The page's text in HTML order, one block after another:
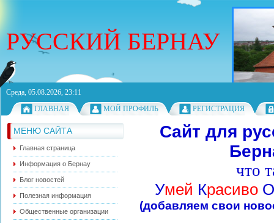
РУССКИЙ БЕРНАУ
Среда, 05.08.2026, 23:11
ГЛАВНАЯ
МОЙ ПРОФИЛЬ РЕГИСТРАЦИЯ
МЕНЮ САЙТА
Главная страница
Информация о Бернау
Блог новостей
Полезная информация
Общественные организации
Сайт для
что
Умей Красиво О
(добавляем свои